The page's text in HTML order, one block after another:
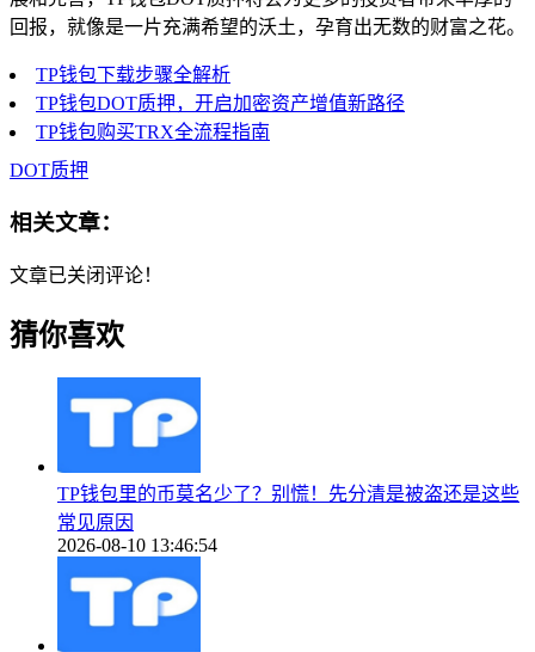
回报，就像是一片充满希望的沃土，孕育出无数的财富之花。
TP钱包下载步骤全解析
TP钱包DOT质押，开启加密资产增值新路径
TP钱包购买TRX全流程指南
DOT质押
相关文章：
文章已关闭评论！
猜你喜欢
TP钱包里的币莫名少了？别慌！先分清是被盗还是这些
常见原因
2026-08-10 13:46:54